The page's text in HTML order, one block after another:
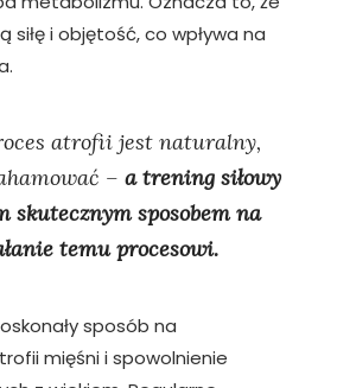
siłę i objętość, co wpływa na
atrofii jest naturalny,
– a trening siłowy
skutecznym sposobem na
temu procesowi.
sposób na
mięśni i spowolnienie